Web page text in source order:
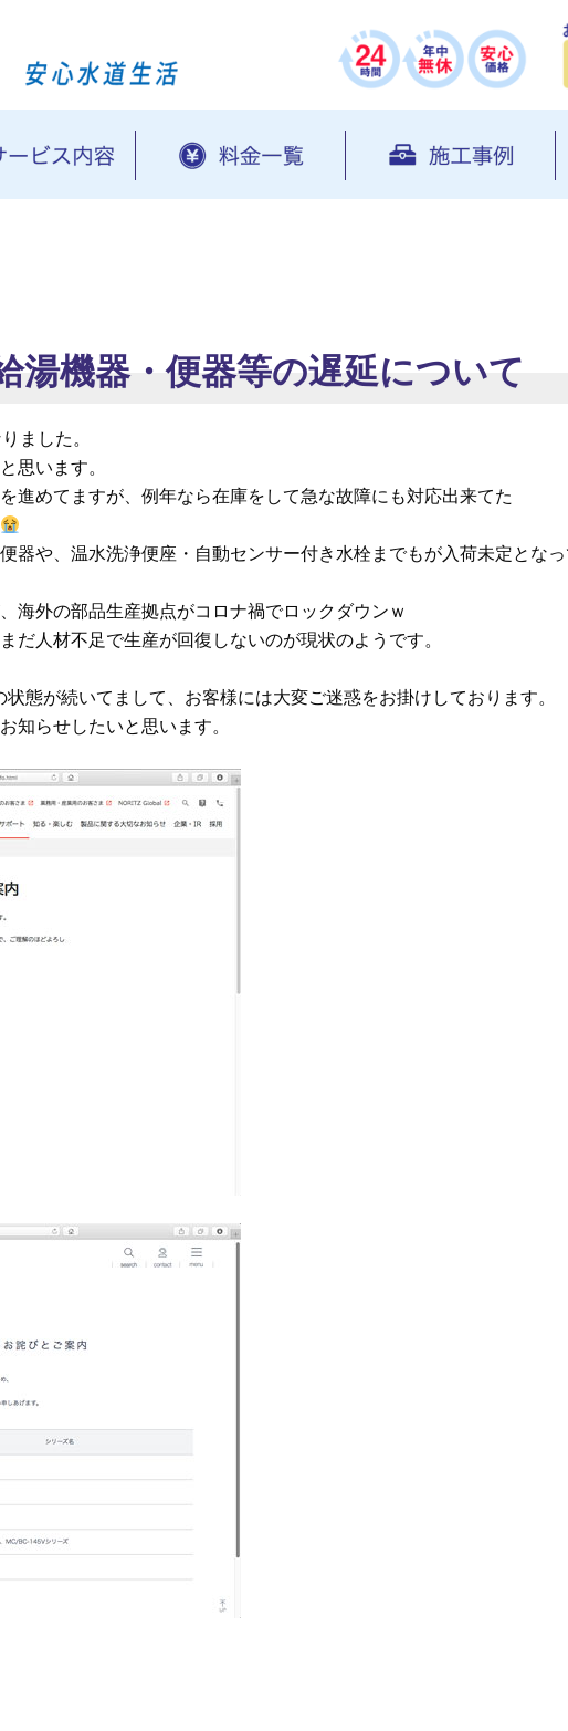
湯機器・便器等の遅延について
ました。
思います。
進めてますが、例年なら在庫をして急な故障にも対応出来てた
器や、温水洗浄便座・自動センサー付き水栓までもが入荷未定となっ
海外の部品生産拠点がコロナ禍でロックダウンｗ
だ人材不足で生産が回復しないのが現状のようです。
態が続いてまして、お客様には大変ご迷惑をお掛けしております。
知らせしたいと思います。